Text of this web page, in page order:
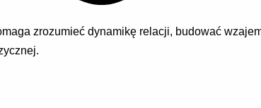
zrozumieć dynamikę relacji, budować